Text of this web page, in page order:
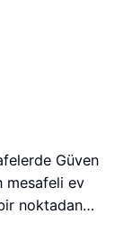
Güven
mesafeli ev
noktadan…